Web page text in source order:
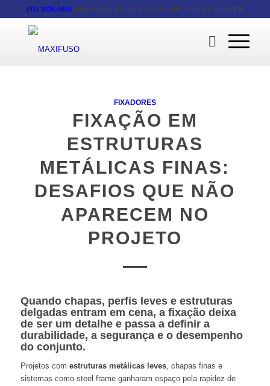
(41) 3026-0010| Rua Omílio Monteiro Soares, 599, Fanny, Curitiba/PR
FIXADORES
FIXAÇÃO EM
ESTRUTURAS
METÁLICAS FINAS:
DESAFIOS QUE NÃO
APARECEM NO
PROJETO
Quando chapas, perfis leves e estruturas
delgadas entram em cena, a fixação deixa
de ser um detalhe e passa a definir a
durabilidade, a segurança e o desempenho
do conjunto.
Projetos com estruturas metálicas leves, chapas finas e
sistemas como steel frame ganharam espaço pela rapidez de